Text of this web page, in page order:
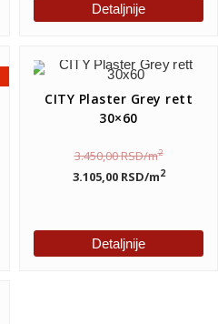
Detaljnije
CITY Plaster Grey rett
30×60
3.450,00RSD/m2
3.105,00 RSD/m2
Detaljnije